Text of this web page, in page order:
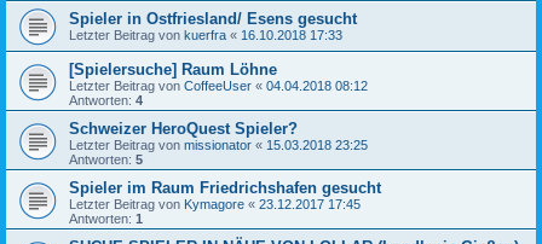
Spieler in Ostfriesland/ Esens gesucht
Letzter Beitrag von kuerfra « 16.10.2018 17:33
[Spielersuche] Raum Löhne
Letzter Beitrag von CoffeeUser « 04.04.2018 08:12
Antworten: 4
Schweizer HeroQuest Spieler?
Letzter Beitrag von missionator « 15.03.2018 23:25
Antworten: 5
Spieler im Raum Friedrichshafen gesucht
Letzter Beitrag von Kymagore « 23.12.2017 17:45
Antworten: 1